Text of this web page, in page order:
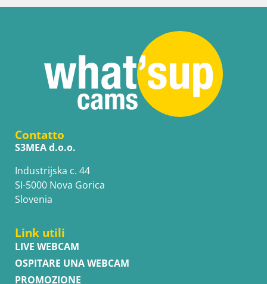
Contatto
S3MEA d.o.o.
Industrijska c. 44
SI-5000 Nova Gorica
Slovenia
Link utili
LIVE WEBCAM
OSPITARE UNA WEBCAM
PROMOZIONE